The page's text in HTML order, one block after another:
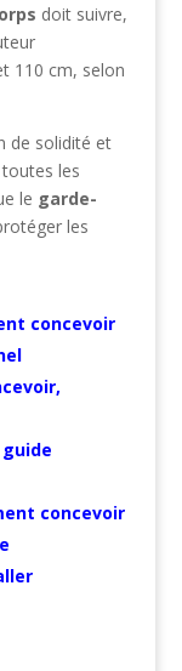
doit suivre,
110 cm, selon
de solidité et
toutes les
le garde-
les
concevoir
concevoir